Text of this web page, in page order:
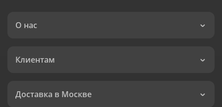
О нас
Клиентам
Доставка в Москве